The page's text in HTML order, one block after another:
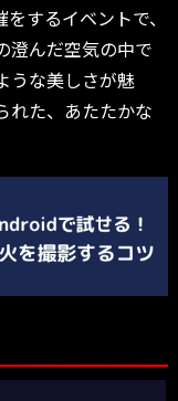
するイベントで、
澄んだ空気の中で
うな美しさが魅
れた、あたたかな